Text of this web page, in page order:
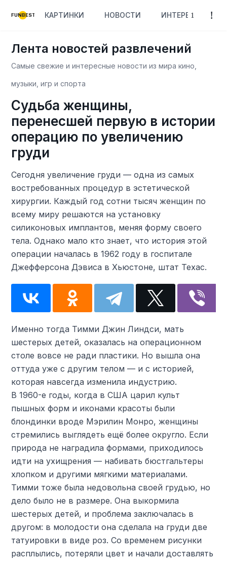
FUNBEST КАРТИНКИ НОВОСТИ ИНТЕРЕСНОЕ
Лента новостей развлечений
Самые свежие и интересные новости из мира кино,
музыки, игр и спорта
Судьба женщины,
перенесшей первую в истории
операцию по увеличению
груди
Сегодня увеличение груди — одна из самых
востребованных процедур в эстетической
хирургии. Каждый год сотни тысяч женщин по
всему миру решаются на установку
силиконовых имплантов, меняя форму своего
тела. Однако мало кто знает, что история этой
операции началась в 1962 году в госпитале
Джефферсона Дэвиса в Хьюстоне, штат Техас.
Именно тогда Тимми Джин Линдси, мать
шестерых детей, оказалась на операционном
столе вовсе не ради пластики. Но вышла она
оттуда уже с другим телом — и с историей,
которая навсегда изменила индустрию.
В 1960-е годы, когда в США царил культ
пышных форм и иконами красоты были
блондинки вроде Мэрилин Монро, женщины
стремились выглядеть ещё более округло. Если
природа не наградила формами, приходилось
идти на ухищрения — набивать бюстгальтеры
хлопком и другими мягкими материалами.
Тимми тоже была недовольна своей грудью, но
дело было не в размере. Она выкормила
шестерых детей, и проблема заключалась в
другом: в молодости она сделала на груди две
татуировки в виде роз. Со временем рисунки
расплылись, потеряли цвет и начали доставлять